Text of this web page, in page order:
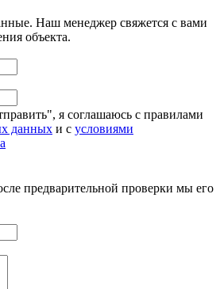
Наш менеджер свяжется с вами
объекта.
я соглашаюсь с правилами
данных и с условиями
предварительной проверки мы его